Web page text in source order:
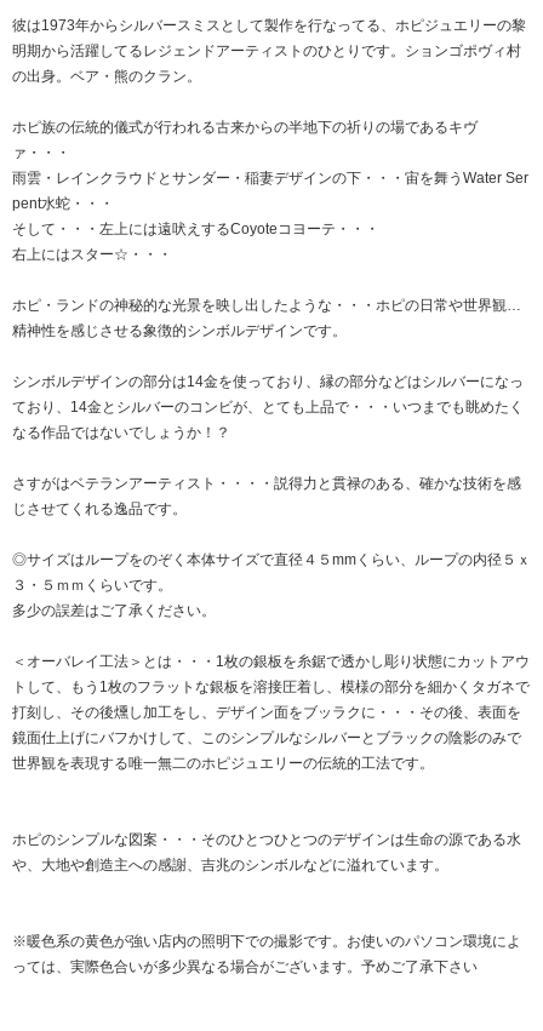
彼は1973年からシルバースミスとして製作を行なってる、ホピジュエリーの黎
明期から活躍してるレジェンドアーティストのひとりです。ションゴポヴィ村
の出身。ベア・熊のクラン。
ホピ族の伝統的儀式が行われる古来からの半地下の祈りの場であるキヴ
ァ・・・
雨雲・レインクラウドとサンダー・稲妻デザインの下・・・宙を舞うWater Ser
pent水蛇・・・
そして・・・左上には遠吠えするCoyoteコヨーテ・・・
右上にはスター☆・・・
ホピ・ランドの神秘的な光景を映し出したような・・・ホピの日常や世界観…
精神性を感じさせる象徴的シンボルデザインです。
シンボルデザインの部分は14金を使っており、縁の部分などはシルバーになっ
ており、14金とシルバーのコンビが、とても上品で・・・いつまでも眺めたく
なる作品ではないでしょうか！？
さすがはベテランアーティスト・・・・説得力と貫禄のある、確かな技術を感
じさせてくれる逸品です。
◎サイズはループをのぞく本体サイズで直径４５mmくらい、ループの内径５ｘ
３・５ｍｍくらいです。
多少の誤差はご了承ください。
＜オーバレイ工法＞とは・・・1枚の銀板を糸鋸で透かし彫り状態にカットアウ
トして、もう1枚のフラットな銀板を溶接圧着し、模様の部分を細かくタガネで
打刻し、その後燻し加工をし、デザイン面をブッラクに・・・その後、表面を
鏡面仕上げにバフかけして、このシンプルなシルバーとブラックの陰影のみで
世界観を表現する唯一無二のホピジュエリーの伝統的工法です。
ホピのシンプルな図案・・・そのひとつひとつのデザインは生命の源である水
や、大地や創造主への感謝、吉兆のシンボルなどに溢れています。
※暖色系の黄色が強い店内の照明下での撮影です。お使いのパソコン環境によ
っては、実際色合いが多少異なる場合がございます。予めご了承下さい